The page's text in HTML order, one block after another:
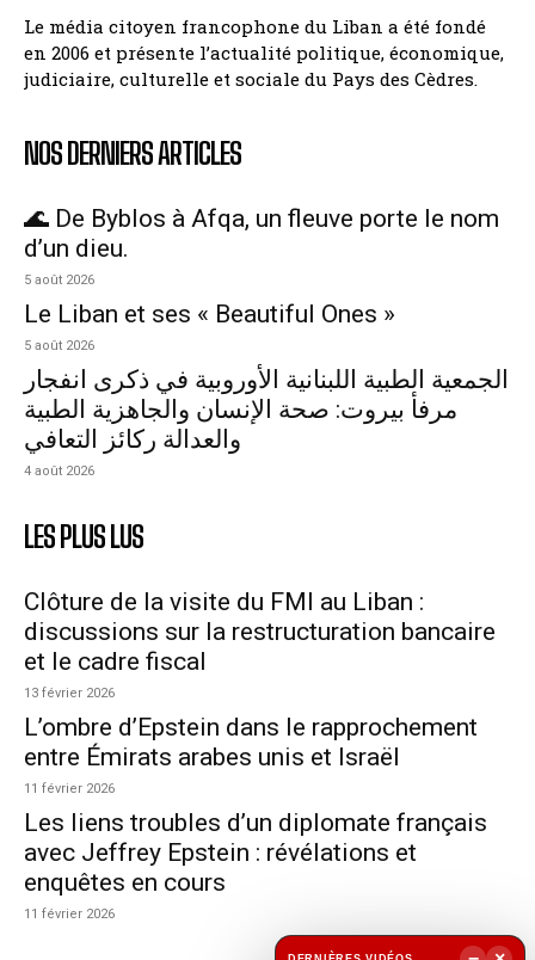
Le média citoyen francophone du Liban a été fondé
en 2006 et présente l’actualité politique, économique,
judiciaire, culturelle et sociale du Pays des Cèdres.
NOS DERNIERS ARTICLES
🌊 De Byblos à Afqa, un fleuve porte le nom
d’un dieu.
5 août 2026
Le Liban et ses « Beautiful Ones »
5 août 2026
الجمعية الطبية اللبنانية الأوروبية في ذكرى انفجار
مرفأ بيروت: صحة الإنسان والجاهزية الطبية
والعدالة ركائز التعافي
4 août 2026
LES PLUS LUS
Clôture de la visite du FMI au Liban :
discussions sur la restructuration bancaire
et le cadre fiscal
13 février 2026
L’ombre d’Epstein dans le rapprochement
entre Émirats arabes unis et Israël
11 février 2026
Les liens troubles d’un diplomate français
avec Jeffrey Epstein : révélations et
enquêtes en cours
11 février 2026